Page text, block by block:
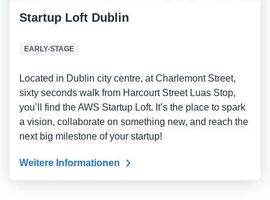
Startup Loft Dublin
EARLY-STAGE
Located in Dublin city centre, at Charlemont Street,
sixty seconds walk from Harcourt Street Luas Stop,
you’ll find the AWS Startup Loft. It’s the place to spark
a vision, collaborate on something new, and reach the
next big milestone of your startup!
Weitere Informationen